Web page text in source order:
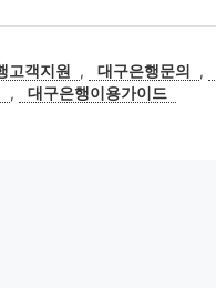
고객지원 , 대구은행문의 ,
, 대구은행이용가이드